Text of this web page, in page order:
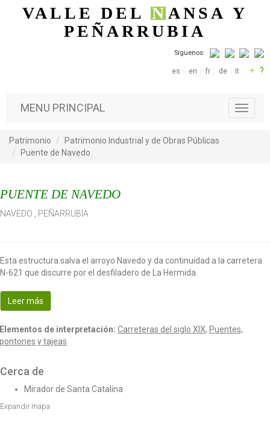
Pasar al contenido principal
VALLE DELNANSA Y
PEÑARRUBIA
Síguenos:
es en fr de it + ?
T
o
i
MENU PRINCIPAL
Patrimonio
Patrimonio Industrial y de Obras Públicas
Puente de Navedo
PUENTE DE NAVEDO
NAVEDO PEÑARRUBIA
Esta estructura salva el arroyo Navedo y da continuidad a la carretera
N-621 que discurre por el desfiladero de La Hermida.
Leer más
Elementos de interpretación: Carreteras del siglo XIX, Puentes,
pontones y tajeas
Cerca de
Mirador de Santa Catalina
Expandir mapa